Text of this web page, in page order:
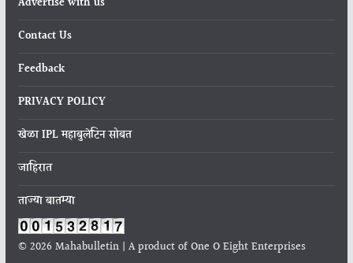
Advertise with us
Contact Us
Feedback
PRIVACY POLICY
खेळा IPL महाबुलेटिन सोबत
जाहिरात
ताज्या बातम्या
© 2026 Mahabulletin | A product of One O Eight Enterprises